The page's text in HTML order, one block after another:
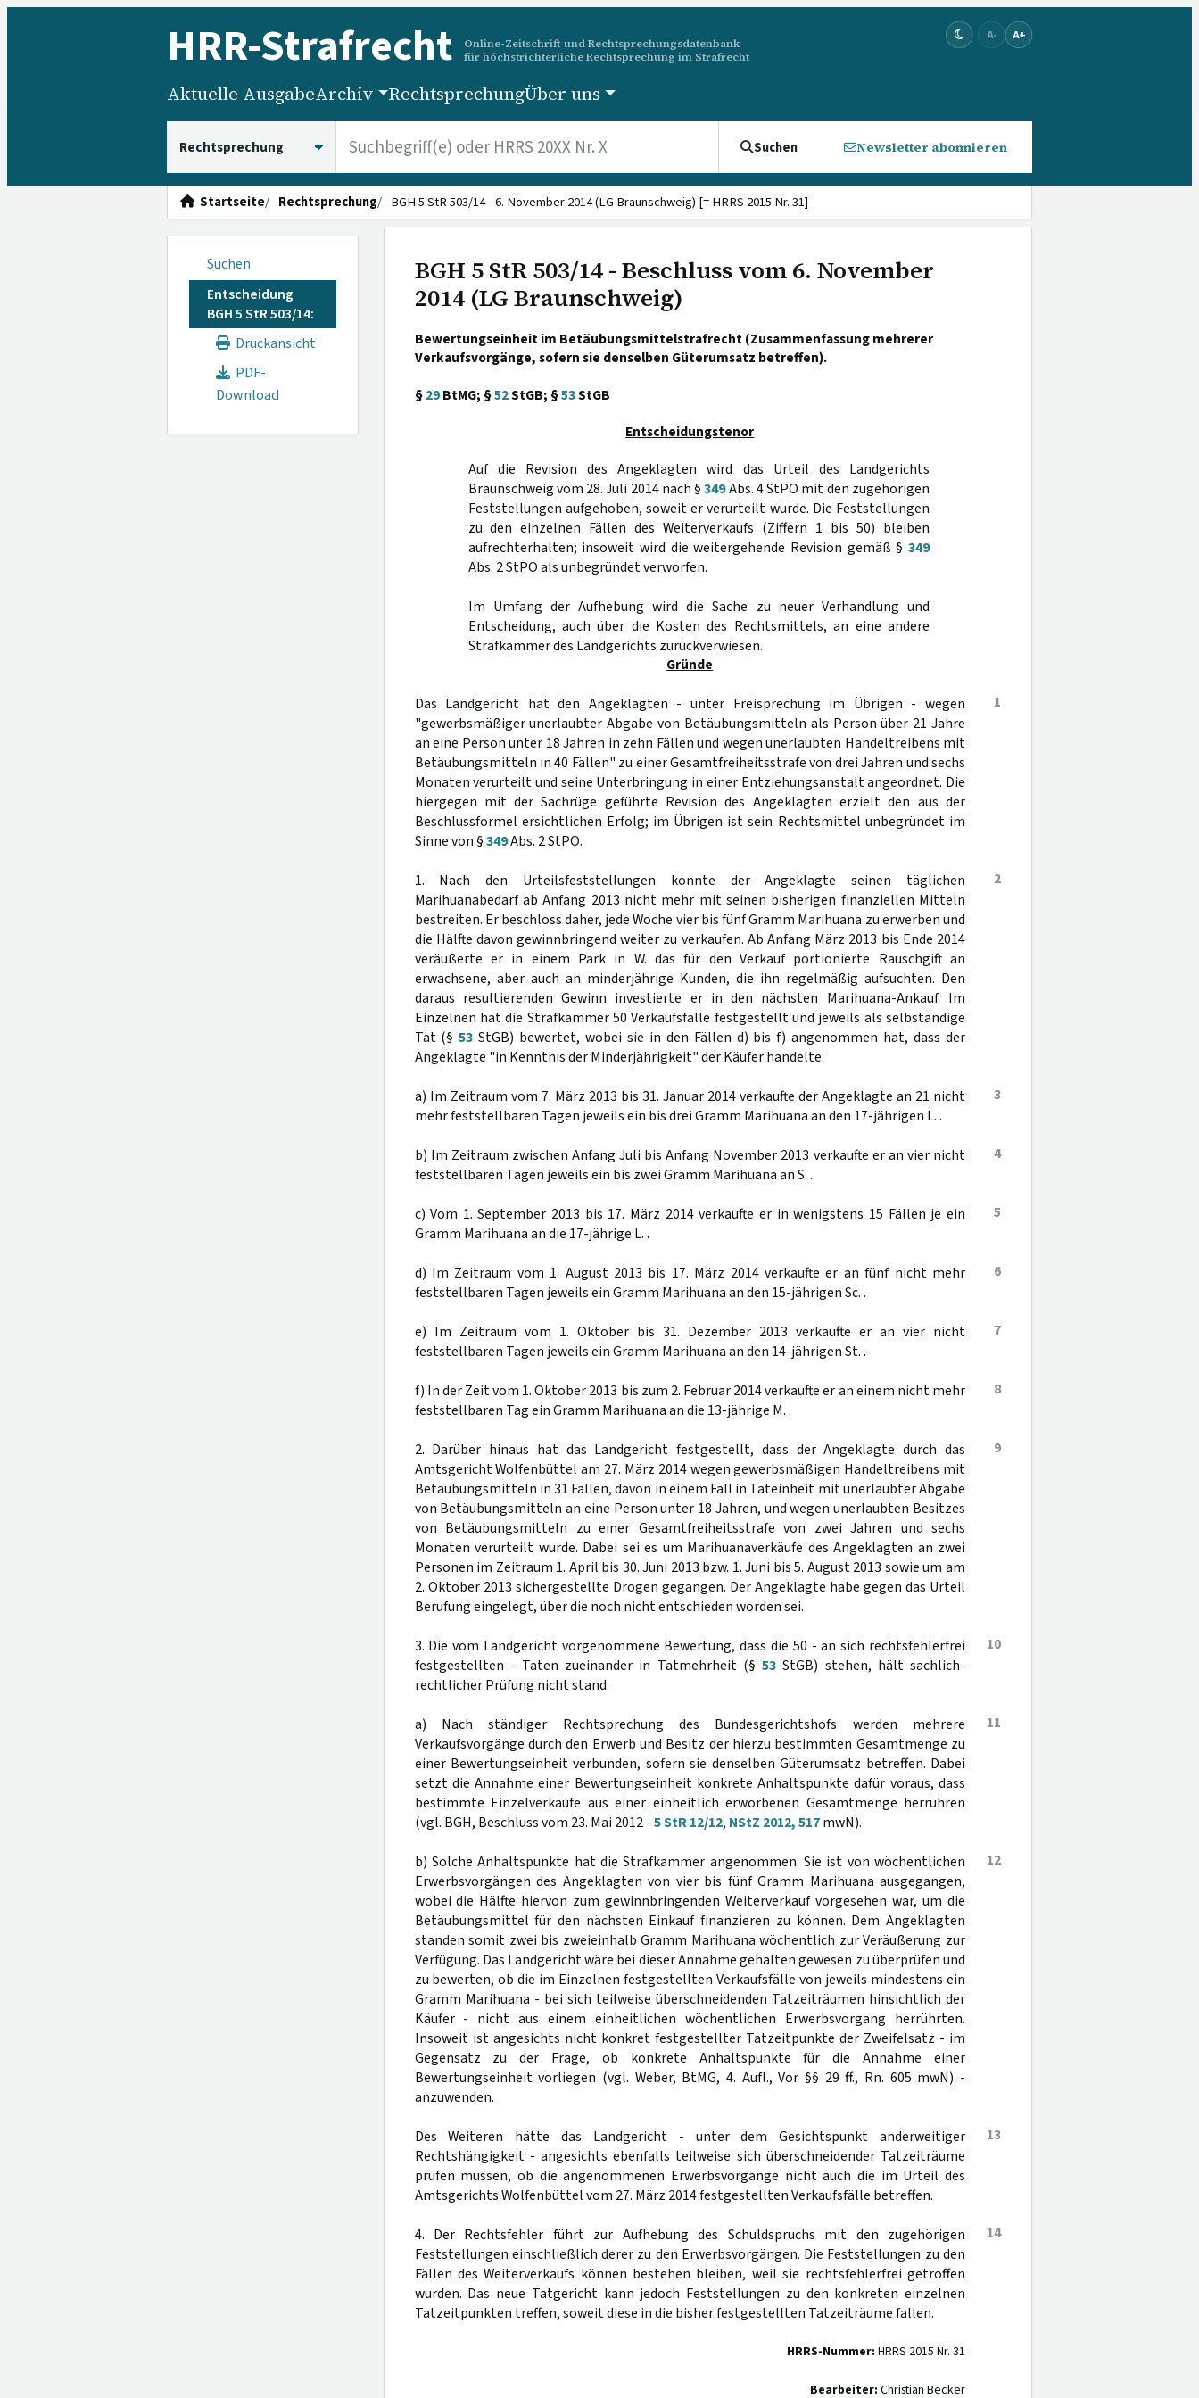
HRR-Strafrecht
Online-Zeitschrift und Rechtsprechungsdatenbank
für höchstrichterliche Rechtsprechung im Strafrecht
A- A+
Aktuelle AusgabeArchiv RechtsprechungÜber uns
Suchen Newsletter abonnieren
Startseite Rechtsprechung BGH 5 StR 503/14 - 6. November 2014 (LG Braunschweig) [= HRRS 2015 Nr. 31]
Suchen
Entscheidung
BGH 5 StR 503/14:
Druckansicht
PDF-
Download
BGH 5 StR 503/14 - Beschluss vom 6. November
2014 (LG Braunschweig)
Bewertungseinheit im Betäubungsmittelstrafrecht (Zusammenfassung mehrerer
Verkaufsvorgänge, sofern sie denselben Güterumsatz betreffen).
§29BtMG; §52StGB; §53StGB
Entscheidungstenor
Auf die Revision des Angeklagten wird das Urteil des Landgerichts
Braunschweig vom 28. Juli 2014 nach §349Abs. 4 StPO mit den zugehörigen
Feststellungen aufgehoben, soweit er verurteilt wurde. Die Feststellungen
zu den einzelnen Fällen des Weiterverkaufs (Ziffern 1 bis 50) bleiben
aufrechterhalten; insoweit wird die weitergehende Revision gemäß § 349
Abs. 2 StPO als unbegründet verworfen.
Im Umfang der Aufhebung wird die Sache zu neuer Verhandlung und
Entscheidung, auch über die Kosten des Rechtsmittels, an eine andere
Strafkammer des Landgerichts zurückverwiesen.
Gründe
1
Das Landgericht hat den Angeklagten - unter Freisprechung im Übrigen - wegen
"gewerbsmäßiger unerlaubter Abgabe von Betäubungsmitteln als Person über 21 Jahre
an eine Person unter 18 Jahren in zehn Fällen und wegen unerlaubten Handeltreibens mit
Betäubungsmitteln in 40 Fällen" zu einer Gesamtfreiheitsstrafe von drei Jahren und sechs
Monaten verurteilt und seine Unterbringung in einer Entziehungsanstalt angeordnet. Die
hiergegen mit der Sachrüge geführte Revision des Angeklagten erzielt den aus der
Beschlussformel ersichtlichen Erfolg; im Übrigen ist sein Rechtsmittel unbegründet im
Sinne von §349Abs. 2 StPO.
2
1. Nach den Urteilsfeststellungen konnte der Angeklagte seinen täglichen
Marihuanabedarf ab Anfang 2013 nicht mehr mit seinen bisherigen finanziellen Mitteln
bestreiten. Er beschloss daher, jede Woche vier bis fünf Gramm Marihuana zu erwerben und
die Hälfte davon gewinnbringend weiter zu verkaufen. Ab Anfang März 2013 bis Ende 2014
veräußerte er in einem Park in W. das für den Verkauf portionierte Rauschgift an
erwachsene, aber auch an minderjährige Kunden, die ihn regelmäßig aufsuchten. Den
daraus resultierenden Gewinn investierte er in den nächsten Marihuana-Ankauf. Im
Einzelnen hat die Strafkammer 50 Verkaufsfälle festgestellt und jeweils als selbständige
Tat (§53 StGB) bewertet, wobei sie in den Fällen d) bis f) angenommen hat, dass der
Angeklagte "in Kenntnis der Minderjährigkeit" der Käufer handelte:
3
a) Im Zeitraum vom 7. März 2013 bis 31. Januar 2014 verkaufte der Angeklagte an 21 nicht
mehr feststellbaren Tagen jeweils ein bis drei Gramm Marihuana an den 17-jährigen L. .
4
b) Im Zeitraum zwischen Anfang Juli bis Anfang November 2013 verkaufte er an vier nicht
feststellbaren Tagen jeweils ein bis zwei Gramm Marihuana an S. .
5
c) Vom 1. September 2013 bis 17. März 2014 verkaufte er in wenigstens 15 Fällen je ein
Gramm Marihuana an die 17-jährige L. .
6
d) Im Zeitraum vom 1. August 2013 bis 17. März 2014 verkaufte er an fünf nicht mehr
feststellbaren Tagen jeweils ein Gramm Marihuana an den 15-jährigen Sc. .
7
e) Im Zeitraum vom 1. Oktober bis 31. Dezember 2013 verkaufte er an vier nicht
feststellbaren Tagen jeweils ein Gramm Marihuana an den 14-jährigen St. .
8
f) In der Zeit vom 1. Oktober 2013 bis zum 2. Februar 2014 verkaufte er an einem nicht mehr
feststellbaren Tag ein Gramm Marihuana an die 13-jährige M. .
9
2. Darüber hinaus hat das Landgericht festgestellt, dass der Angeklagte durch das
Amtsgericht Wolfenbüttel am 27. März 2014 wegen gewerbsmäßigen Handeltreibens mit
Betäubungsmitteln in 31 Fällen, davon in einem Fall in Tateinheit mit unerlaubter Abgabe
von Betäubungsmitteln an eine Person unter 18 Jahren, und wegen unerlaubten Besitzes
von Betäubungsmitteln zu einer Gesamtfreiheitsstrafe von zwei Jahren und sechs
Monaten verurteilt wurde. Dabei sei es um Marihuanaverkäufe des Angeklagten an zwei
Personen im Zeitraum 1. April bis 30. Juni 2013 bzw. 1. Juni bis 5. August 2013 sowie um am
2. Oktober 2013 sichergestellte Drogen gegangen. Der Angeklagte habe gegen das Urteil
Berufung eingelegt, über die noch nicht entschieden worden sei.
10
3. Die vom Landgericht vorgenommene Bewertung, dass die 50 - an sich rechtsfehlerfrei
festgestellten - Taten zueinander in Tatmehrheit (§53 StGB) stehen, hält sachlich-
rechtlicher Prüfung nicht stand.
11
a) Nach ständiger Rechtsprechung des Bundesgerichtshofs werden mehrere
Verkaufsvorgänge durch den Erwerb und Besitz der hierzu bestimmten Gesamtmenge zu
einer Bewertungseinheit verbunden, sofern sie denselben Güterumsatz betreffen. Dabei
setzt die Annahme einer Bewertungseinheit konkrete Anhaltspunkte dafür voraus, dass
bestimmte Einzelverkäufe aus einer einheitlich erworbenen Gesamtmenge herrühren
(vgl. BGH, Beschluss vom 23. Mai 2012 -5 StR 12/12, NStZ 2012, 517mwN).
12
b) Solche Anhaltspunkte hat die Strafkammer angenommen. Sie ist von wöchentlichen
Erwerbsvorgängen des Angeklagten von vier bis fünf Gramm Marihuana ausgegangen,
wobei die Hälfte hiervon zum gewinnbringenden Weiterverkauf vorgesehen war, um die
Betäubungsmittel für den nächsten Einkauf finanzieren zu können. Dem Angeklagten
standen somit zwei bis zweieinhalb Gramm Marihuana wöchentlich zur Veräußerung zur
Verfügung. Das Landgericht wäre bei dieser Annahme gehalten gewesen zu überprüfen und
zu bewerten, ob die im Einzelnen festgestellten Verkaufsfälle von jeweils mindestens ein
Gramm Marihuana - bei sich teilweise überschneidenden Tatzeiträumen hinsichtlich der
Käufer - nicht aus einem einheitlichen wöchentlichen Erwerbsvorgang herrührten.
Insoweit ist angesichts nicht konkret festgestellter Tatzeitpunkte der Zweifelsatz - im
Gegensatz zu der Frage, ob konkrete Anhaltspunkte für die Annahme einer
Bewertungseinheit vorliegen (vgl. Weber, BtMG, 4. Aufl., Vor §§ 29 ff., Rn. 605 mwN) -
anzuwenden.
13
Des Weiteren hätte das Landgericht - unter dem Gesichtspunkt anderweitiger
Rechtshängigkeit - angesichts ebenfalls teilweise sich überschneidender Tatzeiträume
prüfen müssen, ob die angenommenen Erwerbsvorgänge nicht auch die im Urteil des
Amtsgerichts Wolfenbüttel vom 27. März 2014 festgestellten Verkaufsfälle betreffen.
14
4. Der Rechtsfehler führt zur Aufhebung des Schuldspruchs mit den zugehörigen
Feststellungen einschließlich derer zu den Erwerbsvorgängen. Die Feststellungen zu den
Fällen des Weiterverkaufs können bestehen bleiben, weil sie rechtsfehlerfrei getroffen
wurden. Das neue Tatgericht kann jedoch Feststellungen zu den konkreten einzelnen
Tatzeitpunkten treffen, soweit diese in die bisher festgestellten Tatzeiträume fallen.
HRRS-Nummer: HRRS 2015 Nr. 31
Bearbeiter: Christian Becker